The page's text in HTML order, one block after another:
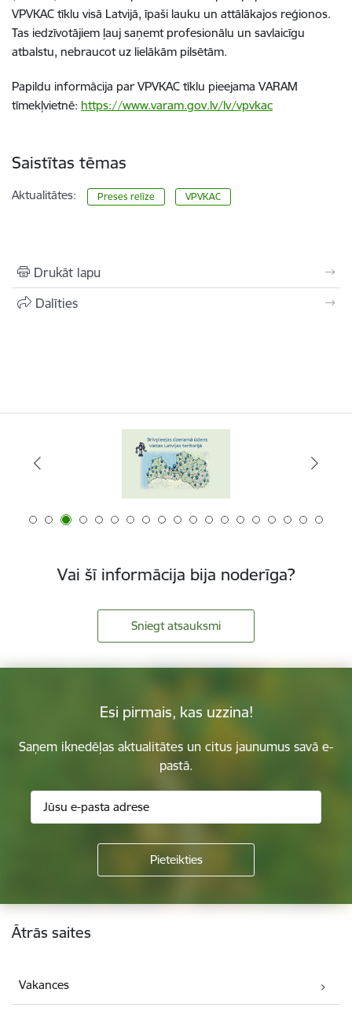
VPVKAC tīklu visā Latvijā, īpaši lauku un attālākajos reģionos.
Tas iedzīvotājiem ļauj saņemt profesionālu un savlaicīgu
atbalstu, nebraucot uz lielākām pilsētām.
Papildu informācija par VPVKAC tīklu pieejama VARAM
tīmekļvietnē: https://www.varam.gov.lv/lv/vpvkac
Saistītas tēmas
Aktualitātes: Preses relīze VPVKAC
Drukāt lapu
Dalīties
Vai šī informācija bija noderīga?
Sniegt atsauksmi
Esi pirmais, kas uzzina!
Saņem iknedēļas aktualitātes un citus jaunumus savā e-
pastā.
Kājene
Ātrās saites
Vakances